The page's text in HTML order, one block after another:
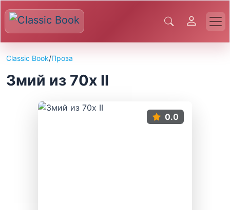
Classic Book/Проза
Змий из 70х II
0.0